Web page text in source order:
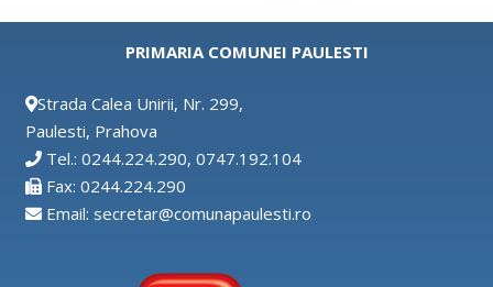
PRIMARIA COMUNEI PAULESTI
Strada Calea Unirii, Nr. 299,
Paulesti, Prahova
Tel.: 0244.224.290, 0747.192.104
Fax: 0244.224.290
Email: secretar@comunapaulesti.ro